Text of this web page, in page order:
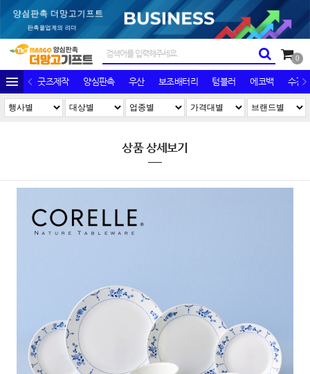
0
굿즈제작 양심판촉 우산 보조배터리 텀블러 에코백 수건/
상품 상세보기